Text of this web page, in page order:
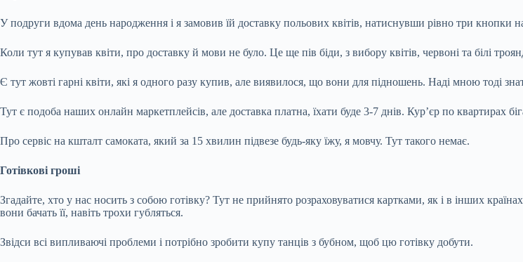
У подруги вдома день народження і я замовив їй доставку польових квітів, натиснувши рівно три кнопки
Коли тут я купував квіти, про доставку й мови не було. Це ще пів біди, з вибору квітів, червоні та білі
Є тут жовті гарні квіти, які я одного разу купив, але виявилося, що вони для підношень. Наді мною тоді
Тут є подоба наших онлайн маркетплейсів, але доставка платна, їхати буде 3-7 днів. Кур’єр по квартирах
Про сервіс на кшталт самоката, який за 15 хвилин підвезе будь-яку їжу, я мовчу. Тут такого немає.
Готівкові гроші
Згадайте, хто у нас носить з собою готівку? Тут не прийнято розраховуватися картками, як і в інших
вони бачать її, навіть трохи губляться.
Звідси всі випливаючі проблеми і потрібно зробити купу танців з бубном, щоб цю готівку добути.